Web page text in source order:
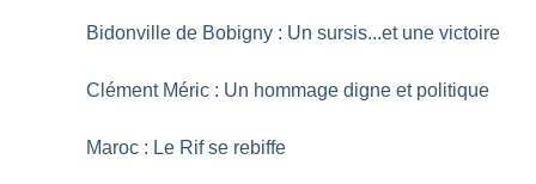
Bidonville de Bobigny : Un sursis...et une victoire
Clément Méric : Un hommage digne et politique
Maroc : Le Rif se rebiffe